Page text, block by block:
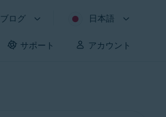
ブログ 日本語
サポート アカウント